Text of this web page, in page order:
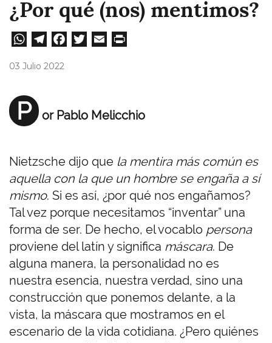
¿Por qué (nos) mentimos?
W
A
pp
Te
m
Fa
03 Julio 2022
P or Pablo Melicchio
Nietzsche dijo que la mentira más común es
aquella con la que un hombre se engaña a sí
mismo. Si es así, ¿por qué nos engañamos?
Tal vez porque necesitamos “inventar” una
forma de ser. De hecho, el vocablo persona
proviene del latín y significa máscara. De
alguna manera, la personalidad no es
nuestra esencia, nuestra verdad, sino una
construcción que ponemos delante, a la
vista, la máscara que mostramos en el
escenario de la vida cotidiana. ¿Pero quiénes